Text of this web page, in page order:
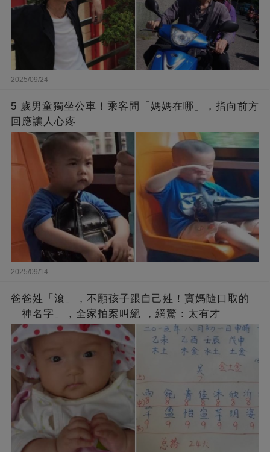
2025/09/24
5 歲男童獨坐公車！乘客問「媽媽在哪」，指向前方
回應讓人心疼
2025/09/14
爸爸姓「滾」，不願孩子跟自己姓！寶媽隨口取的
「神名字」，全家拍案叫絕 ，網驚：太有才